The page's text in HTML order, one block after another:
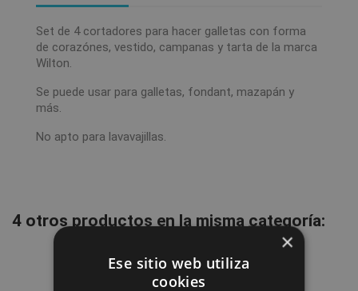
Set de 4 cortadores para hacer galletas con forma
de corazónes, vestido, campanas y tarta de la marca
Wilton.
Se puede usar para galletas, fondant, mazapán y
más.
No apto para lavavajillas.
4 otros productos en la misma categoría:
favorite_border
×
Ese sitio web utiliza
cookies